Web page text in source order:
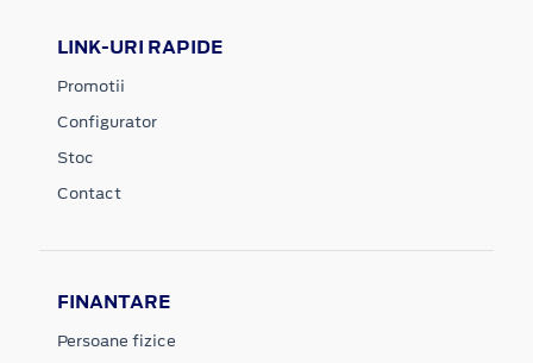
LINK-URI RAPIDE
Promotii
Configurator
Stoc
Contact
FINANTARE
Persoane fizice